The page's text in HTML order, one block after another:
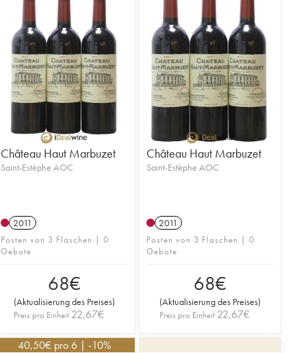
Château Haut Marbuzet
Saint-Estèphe AOC
2011
Posten von 3 Flaschen | 0
Gebote
68€
(Aktualisierung des Preises)
Preis pro Einheit 22,67€
Château Haut Marbuzet
Saint-Estèphe AOC
2011
Posten von 3 Flaschen | 0
Gebote
68€
(Aktualisierung des Preises)
Preis pro Einheit 22,67€
40,50€ pro 6 | -10%